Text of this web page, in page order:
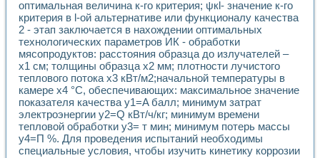
оптимальная величина к-го критерия; ψкl- значение к-го
критерия в l-ой альтернативе или функционалу качества
2 - этап заключается в нахождении оптимальных
технологических параметров ИК - обработки
мясопродуктов: расстояния образца до излучателей –
х1 см; толщины образца х2 мм; плотности лучистого
теплового потока х3 кВт/м2;начальной температуры в
камере х4 °С, обеспечивающих: максимальное значение
показателя качества y1=A балл; минимум затрат
электроэнергии у2=Q кВт/ч/кг; минимум времени
тепловой обработки у3= т мин; минимум потерь массы
y4=П %. Для проведения испытаний необходимы
специальные условия, чтобы изучить кинетику коррозии